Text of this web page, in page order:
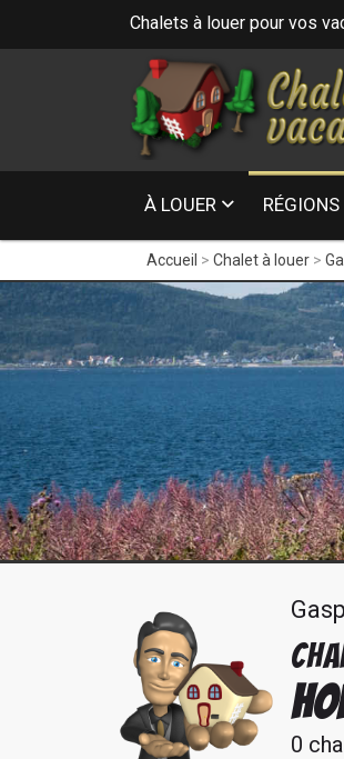
Chalets à louer pour vos
À LOUER RÉGIONS
Accueil Chalet à louer
0